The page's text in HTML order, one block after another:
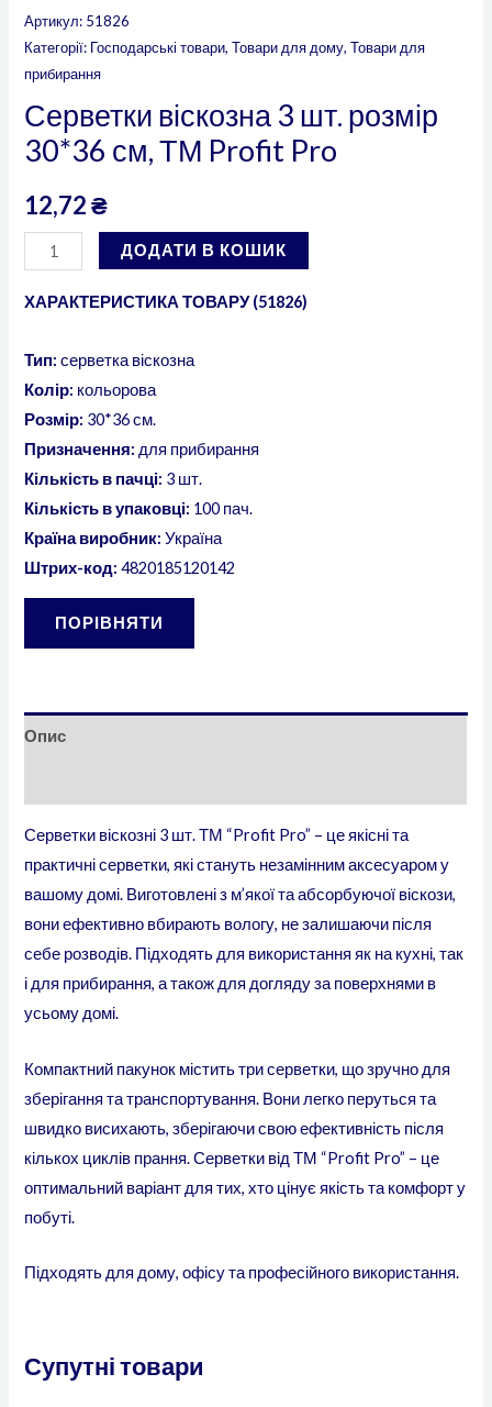
Артикул: 51826
Категорії: Господарські товари,Товари для дому,Товари для
прибирання
Серветки віскозна 3 шт. розмір
30*36 см, ТМ Profit Pro
12,72₴
ДОДАТИ В КОШИК
ХАРАКТЕРИСТИКА ТОВАРУ (51826)
Тип: серветка віскозна
Колір: кольорова
Розмір: 30*36 см.
Призначення: для прибирання
Кількість в пачці: 3 шт.
Кількість в упаковці: 100 пач.
Країна виробник: Україна
Штрих-код: 4820185120142
ПОРІВНЯТИ
Опис
Серветки віскозні 3 шт. ТМ “Profit Pro” – це якісні та
практичні серветки, які стануть незамінним аксесуаром у
вашому домі. Виготовлені з м’якої та абсорбуючої віскози,
вони ефективно вбирають вологу, не залишаючи після
себе розводів. Підходять для використання як на кухні, так
і для прибирання, а також для догляду за поверхнями в
усьому домі.
Компактний пакунок містить три серветки, що зручно для
зберігання та транспортування. Вони легко перуться та
швидко висихають, зберігаючи свою ефективність після
кількох циклів прання. Серветки від ТМ “Profit Pro” – це
оптимальний варіант для тих, хто цінує якість та комфорт у
побуті.
Підходять для дому, офісу та професійного використання.
Супутні товари